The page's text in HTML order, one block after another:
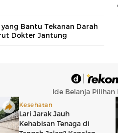
Bantu Tekanan Darah
Dokter Jantung